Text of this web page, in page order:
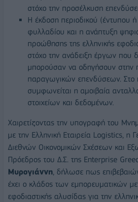
στόχο την προσέλκυση
Η έκδοση περιοδικού (έντυπου ή
φυλλαδίου και η ανάπτυξη
προώθησης της ελληνικής
στόχο την ανάδειξη έργων που
μπορούσαν να οδηγήσουν στην
παραγωγικών επενδύσεων. Στο
συμφωνείται η αμοιβαία
στοιχείων και δεδομένων.
Χαιρετίζοντας την υπογραφή του
με την Ελληνική Εταιρεία Logistics, η
Διεθνών Οικονομικών Σχέσεων και
Πρόεδρος του Δ.Σ. της Enterprise
Μυρογιάννη, δήλωσε πως
έχει ο κλάδος των εμπορευματικών
εφοδιαστικής αλυσίδας για την